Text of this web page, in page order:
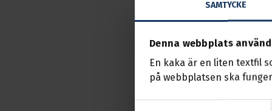
SAMTYCKE
Denna webbplats
En kaka är en liten textfil
på webbplatsen ska